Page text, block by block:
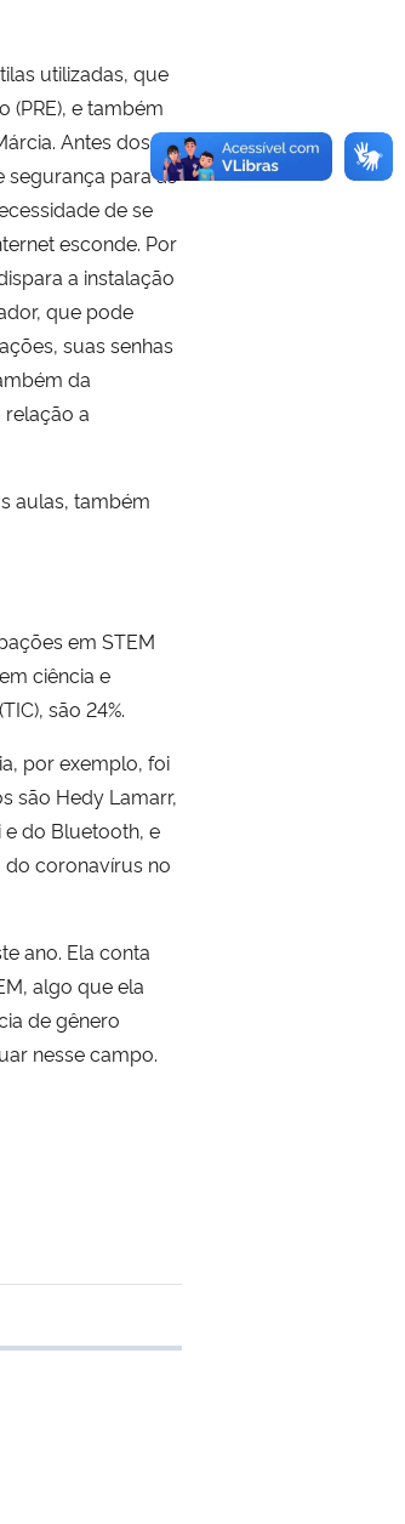
utilizadas, que
(PRE), e também
Antes dos
para as
de se
esconde. Por
a instalação
que pode
suas senhas
da
a
aulas, também
em STEM
ciência e
são 24%.
por exemplo, foi
são Hedy Lamarr,
do Bluetooth, e
do coronavírus no
ano. Ela conta
algo que ela
de gênero
nesse campo.